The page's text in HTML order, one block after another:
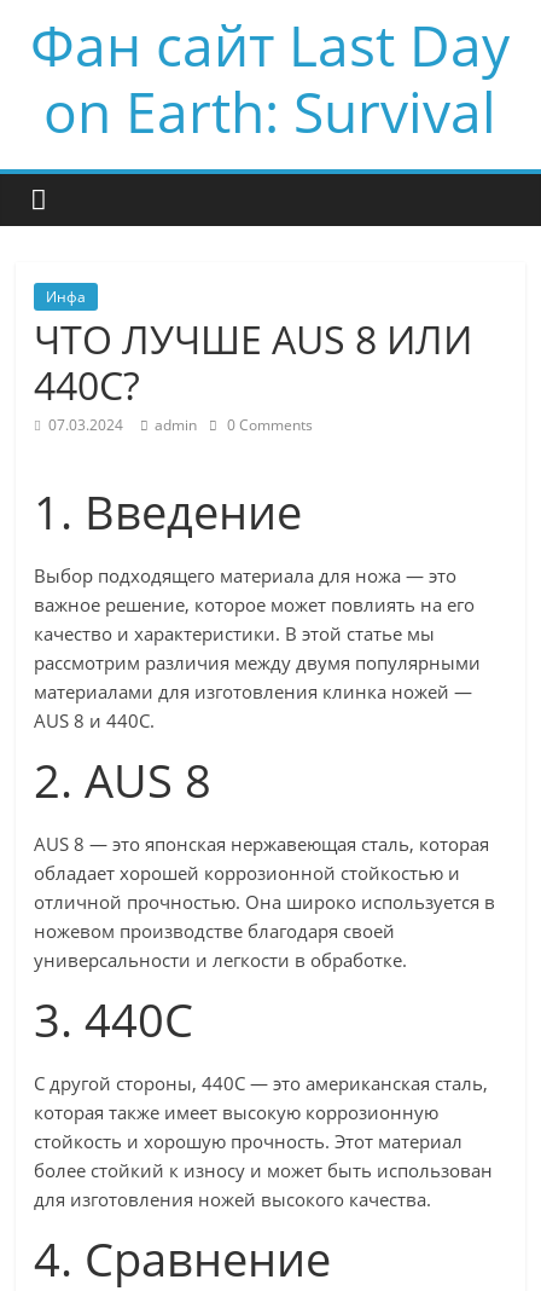
Фан сайт Last Day
on Earth: Survival
Инфа
ЧТО ЛУЧШЕ AUS 8 ИЛИ
440C?
07.03.2024 admin 0 Comments
1. Введение
Выбор подходящего материала для ножа — это
важное решение, которое может повлиять на его
качество и характеристики. В этой статье мы
рассмотрим различия между двумя популярными
материалами для изготовления клинка ножей —
AUS 8 и 440C.
2. AUS 8
AUS 8 — это японская нержавеющая сталь, которая
обладает хорошей коррозионной стойкостью и
отличной прочностью. Она широко используется в
ножевом производстве благодаря своей
универсальности и легкости в обработке.
3. 440C
С другой стороны, 440C — это американская сталь,
которая также имеет высокую коррозионную
стойкость и хорошую прочность. Этот материал
более стойкий к износу и может быть использован
для изготовления ножей высокого качества.
4. Сравнение